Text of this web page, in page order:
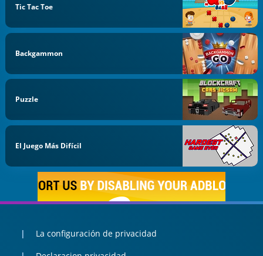
Tic Tac Toe
Backgammon
Puzzle
El Juego Más Difícil
La configuración de privacidad